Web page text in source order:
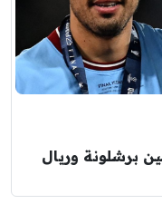
برشلونة وريال